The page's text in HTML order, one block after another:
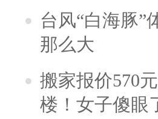
台风“白海豚”
那么大
搬家报价570
楼！女子傻